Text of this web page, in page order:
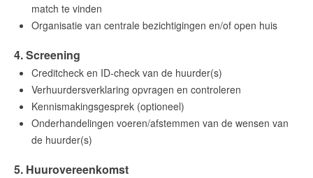
match te vinden
Organisatie van centrale bezichtigingen en/of open huis
4. Screening
Creditcheck en ID-check van de huurder(s)
Verhuurdersverklaring opvragen en controleren
Kennismakingsgesprek (optioneel)
Onderhandelingen voeren/afstemmen van de wensen van
de huurder(s)
5. Huurovereenkomst